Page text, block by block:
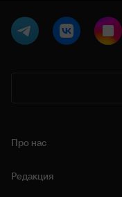
Про нас
Редакция